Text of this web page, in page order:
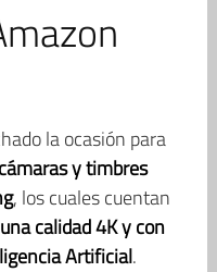
la ocasión para
y timbres
, los cuales cuentan
calidad 4K y con
Artificial.